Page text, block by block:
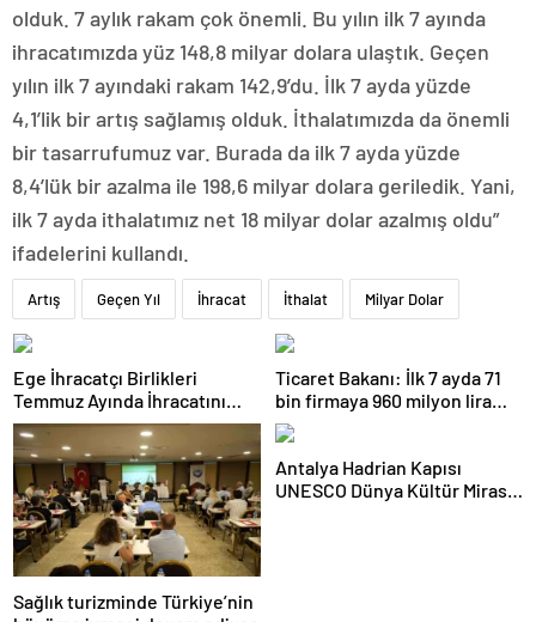
olduk. 7 aylık rakam çok önemli. Bu yılın ilk 7 ayında
ihracatımızda yüz 148,8 milyar dolara ulaştık. Geçen
yılın ilk 7 ayındaki rakam 142,9’du. İlk 7 ayda yüzde
4,1’lik bir artış sağlamış olduk. İthalatımızda da önemli
bir tasarrufumuz var. Burada da ilk 7 ayda yüzde
8,4’lük bir azalma ile 198,6 milyar dolara geriledik. Yani,
ilk 7 ayda ithalatımız net 18 milyar dolar azalmış oldu”
ifadelerini kullandı.
Artış Geçen Yıl İhracat İthalat Milyar Dolar
Ege İhracatçı Birlikleri
Temmuz Ayında İhracatını
Artırdı
Ticaret Bakanı: İlk 7 ayda 71
bin firmaya 960 milyon lira
ceza uygulandı
Sağlık turizminde Türkiye’nin
Antalya Hadrian Kapısı
UNESCO Dünya Kültür Mirası